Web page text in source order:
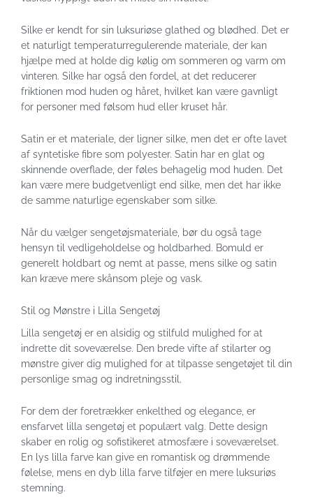
Silke er kendt for sin luksuriøse glathed og blødhed. Det er
et naturligt temperaturregulerende materiale, der kan
hjælpe med at holde dig kølig om sommeren og varm om
vinteren. Silke har også den fordel, at det reducerer
friktionen mod huden og håret, hvilket kan være gavnligt
for personer med følsom hud eller kruset hår.
Satin er et materiale, der ligner silke, men det er ofte lavet
af syntetiske fibre som polyester. Satin har en glat og
skinnende overflade, der føles behagelig mod huden. Det
kan være mere budgetvenligt end silke, men det har ikke
de samme naturlige egenskaber som silke.
Når du vælger sengetøjsmateriale, bør du også tage
hensyn til vedligeholdelse og holdbarhed. Bomuld er
generelt holdbart og nemt at passe, mens silke og satin
kan kræve mere skånsom pleje og vask.
Stil og Mønstre i Lilla Sengetøj
Lilla sengetøj er en alsidig og stilfuld mulighed for at
indrette dit soveværelse. Den brede vifte af stilarter og
mønstre giver dig mulighed for at tilpasse sengetøjet til din
personlige smag og indretningsstil.
For dem der foretrækker enkelthed og elegance, er
ensfarvet lilla sengetøj et populært valg. Dette design
skaber en rolig og sofistikeret atmosfære i soveværelset.
En lys lilla farve kan give en romantisk og drømmende
følelse, mens en dyb lilla farve tilføjer en mere luksuriøs
stemning.